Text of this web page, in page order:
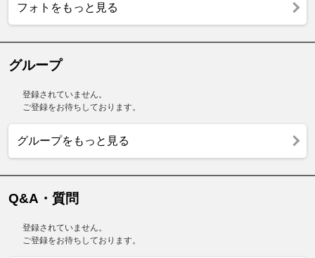
フォトをもっと見る
グループ
登録されていません。
ご登録をお待ちしております。
グループをもっと見る
Q&A・質問
登録されていません。
ご登録をお待ちしております。